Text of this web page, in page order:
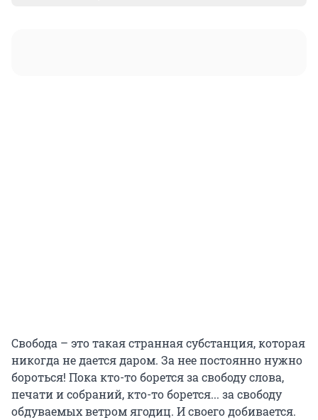
Свобода – это такая странная субстанция, которая
никогда не дается даром. За нее постоянно нужно
бороться! Пока кто-то борется за свободу слова,
печати и собраний, кто-то борется... за свободу
обдуваемых ветром ягодиц. И своего добивается.